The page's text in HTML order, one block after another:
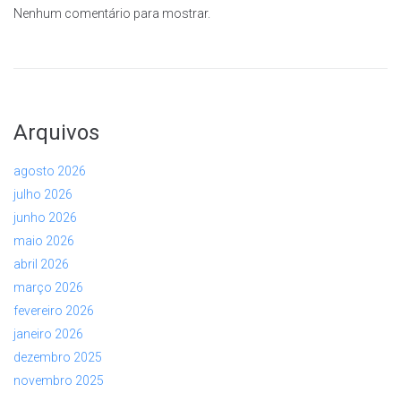
Nenhum comentário para mostrar.
Arquivos
agosto 2026
julho 2026
junho 2026
maio 2026
abril 2026
março 2026
fevereiro 2026
janeiro 2026
dezembro 2025
novembro 2025